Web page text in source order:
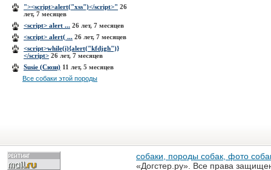
"><script>alert("xss")</script>" 26
лет, 7 месяцев
<script> alert ... 26 лет, 7 месяцев
<script> alert( ... 26 лет, 7 месяцев
<script>while(i){alert("kfdjgh")}
</script> 26 лет, 7 месяцев
Susie (Сюзи) 11 лет, 5 месяцев
Все собаки этой породы
собаки, породы собак, фото
«Догстер.ру». Все права